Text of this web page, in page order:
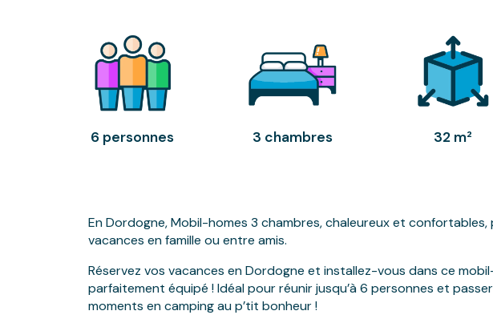
6 personnes 3 chambres 32 m²
En Dordogne, Mobil-homes 3 chambres, chaleureux et confortables,
vacances en famille ou entre amis.
Réservez vos vacances en Dordogne et installez-vous dans ce
parfaitement équipé ! Idéal pour réunir jusqu’à 6 personnes et
moments en camping au p’tit bonheur !